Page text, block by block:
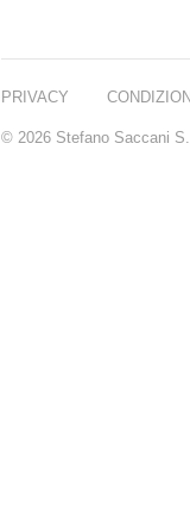
PRIVACY
© 2026 Stefano Saccani